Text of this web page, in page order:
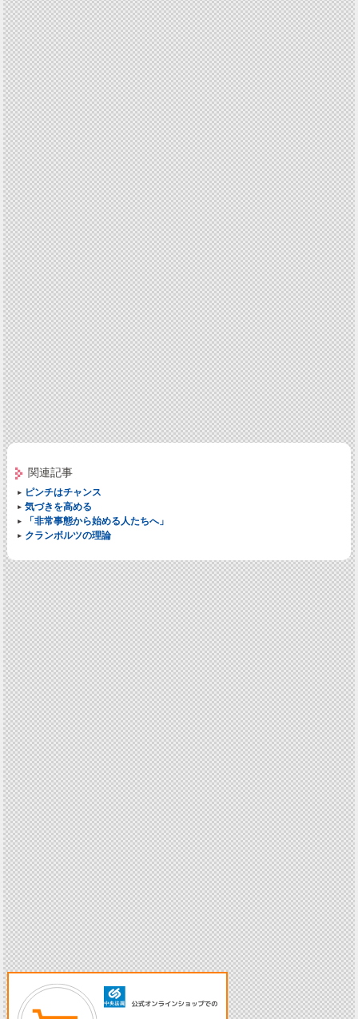
関連記事
ピンチはチャンス
気づきを高める
「非常事態から始める人たちへ」
クランボルツの理論